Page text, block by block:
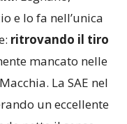
e lo fa nell’unica
ritrovando il tiro
mancato nelle
La SAE nel
un eccellente